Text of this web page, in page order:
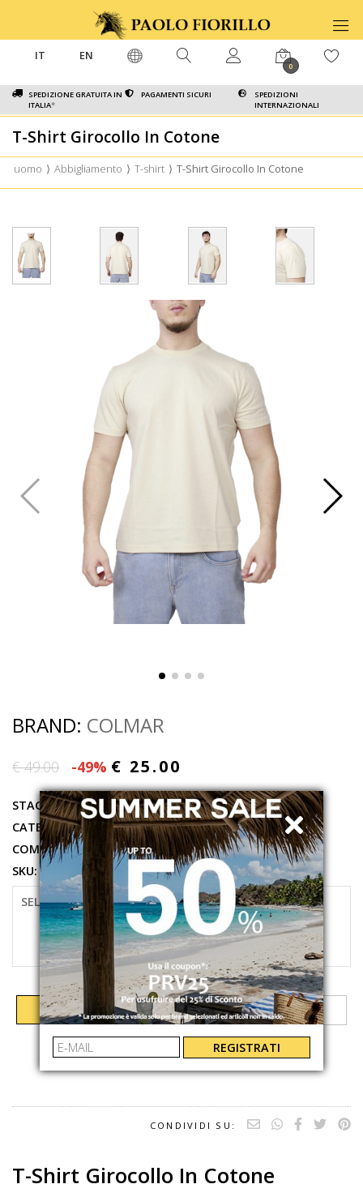
SPEDIZIONE GRATUITA IN
ITALIA*
PAGAMENTI SICURI
SPEDIZIONI
INTERNAZIONALI
IT EN
0
T-Shirt Girocollo In Cotone
uomo ⟩ Abbigliamento ⟩ T-shirt ⟩ T-Shirt Girocollo In Cotone
BRAND: COLMAR
€ 49.00 -49% € 25.00
STAGIONE:
PRIMAVERA ESTATE 2026
CATEGORIE:
ABBIGLIAMENTO,T-SHIRT
COMPOSIZIONE:
100%COTONE
SKU:
75296SH764
SELEZIONARE LA TAGLIA
L XL XXL
AGGIUNGI AL CARRELLO
CONDIVIDI SU:
T-Shirt Girocollo In Cotone
REGISTRATI